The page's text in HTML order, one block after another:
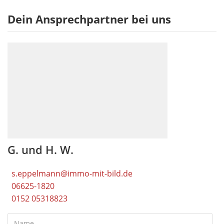
Dein Ansprechpartner bei uns
G. und H. W.
s.eppelmann@immo-mit-bild.de
06625-1820
0152 05318823